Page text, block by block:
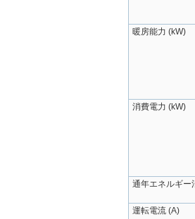
暖房能力 (kW)
消費電力 (kW)
通年エネルギー
運転電流 (A)